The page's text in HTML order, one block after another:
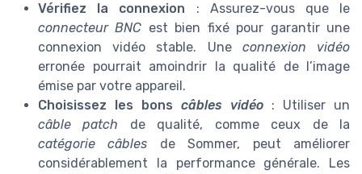
Vérifiez la connexion : Assurez-vous que le
connecteur BNC est bien fixé pour garantir une
connexion vidéo stable. Une connexion vidéo
erronée pourrait amoindrir la qualité de l’image
émise par votre appareil.
Choisissez les bons câbles vidéo : Utiliser un
câble patch de qualité, comme ceux de la
catégorie câbles de Sommer, peut améliorer
considérablement la performance générale. Les